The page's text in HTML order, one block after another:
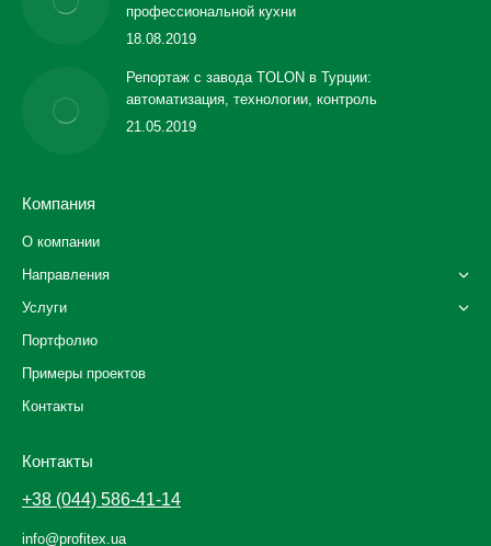
профессиональной кухни
18.08.2019
Репортаж с завода TOLON в Турции:
автоматизация, технологии, контроль
21.05.2019
Компания
О компании
Направления
Услуги
Портфолио
Примеры проектов
Контакты
Контакты
+38 (044) 586-41-14
info@profitex.ua